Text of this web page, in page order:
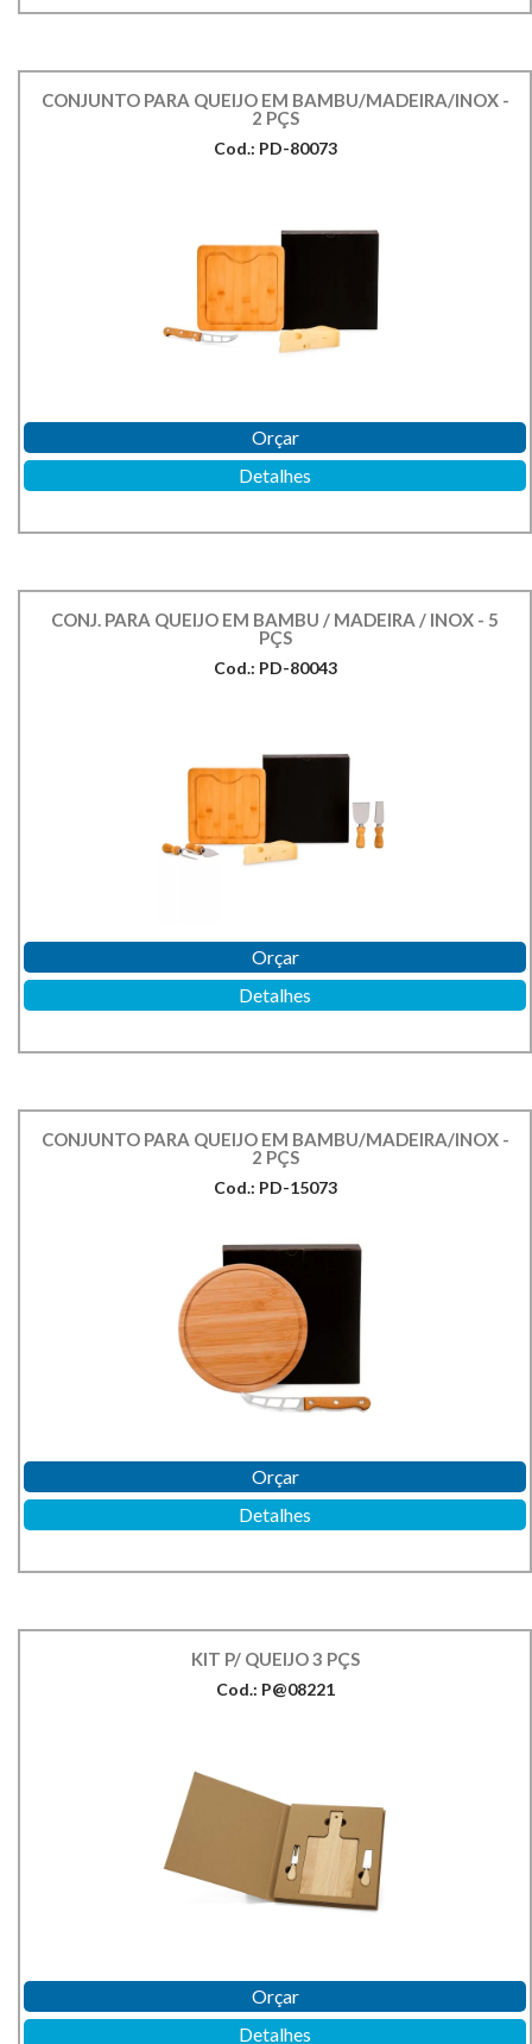
CONJUNTO PARA QUEIJO EM BAMBU/MADEIRA/INOX -
2 PÇS
Cod.: PD-80073
Orçar
Detalhes
CONJ. PARA QUEIJO EM BAMBU / MADEIRA / INOX - 5
PÇS
Cod.: PD-80043
Orçar
Detalhes
CONJUNTO PARA QUEIJO EM BAMBU/MADEIRA/INOX -
2 PÇS
Cod.: PD-15073
Orçar
Detalhes
KIT P/ QUEIJO 3 PÇS
Cod.: P@08221
Orçar
Detalhes